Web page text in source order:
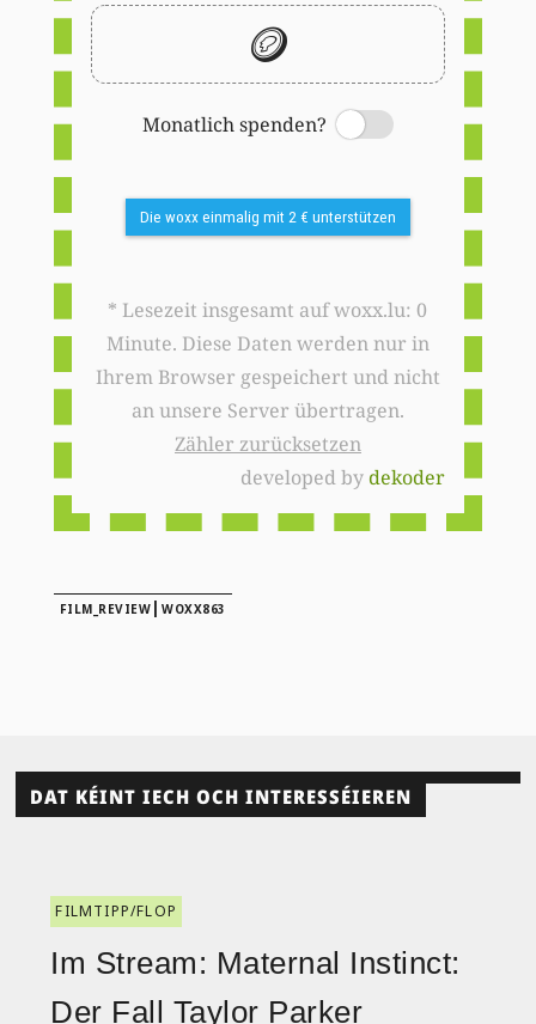
🪙
Monatlich spenden?
Switch
Die woxx einmalig mit 2 € unterstützen
* Lesezeit insgesamt auf woxx.lu: 0
Minute. Diese Daten werden nur in
Ihrem Browser gespeichert und nicht
an unsere Server übertragen.
Zähler zurücksetzen
developed bydekoder
FILM_REVIEW |WOXX863
DAT KÉINT IECH OCH INTERESSÉIEREN
FILMTIPP/FLOP
Im Stream: Maternal Instinct:
Der Fall Taylor Parker